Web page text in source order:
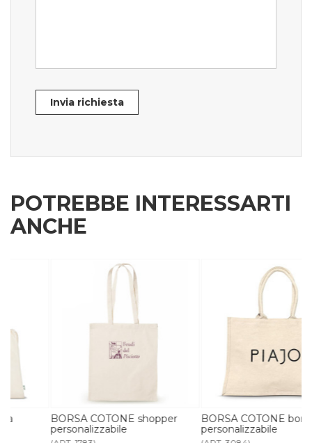
Invia richiesta
POTREBBE INTERESSARTI
ANCHE
BORSA COTONE shopper
personalizzabile
BORSA COTONE borsa mare
personalizzabile